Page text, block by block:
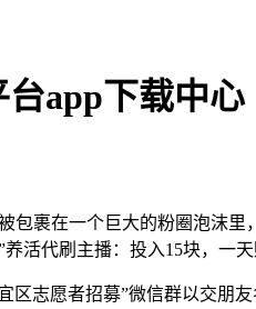
app下载中心
裹在一个巨大的粉圈泡沫里
养活代刷主播：投入15块，一
志愿者招募”微信群以交朋友